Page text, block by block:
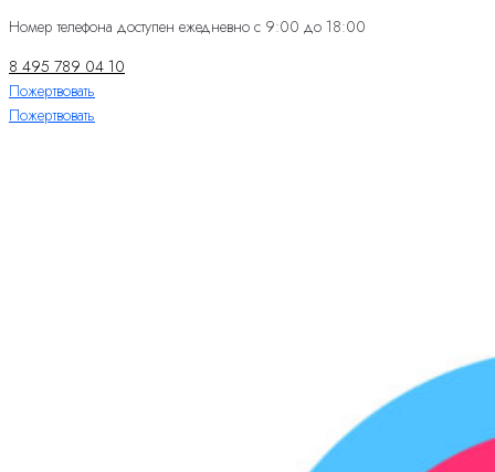
Номер телефона доступен ежедневно с 9:00 до 18:00
8 495 789 04 10
Пожертвовать
Пожертвовать